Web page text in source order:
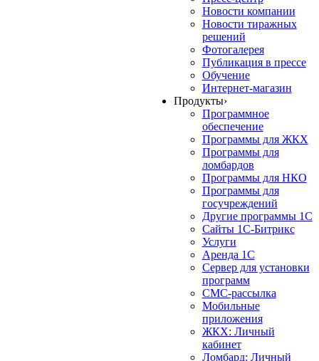
Новости компании
Новости тиражных
решений
Фотогалерея
Публикация в прессе
Обучение
Интернет-магазин
Продукты›
Программное
обеспечение
Программы для ЖКХ
Программы для
ломбардов
Программы для НКО
Программы для
госучреждений
Другие программы 1С
Сайты 1С-Битрикс
Услуги
Аренда 1С
Сервер для установки
программ
СМС-рассылка
Мобильные
приложения
ЖКХ: Личный
кабинет
Ломбард: Личный